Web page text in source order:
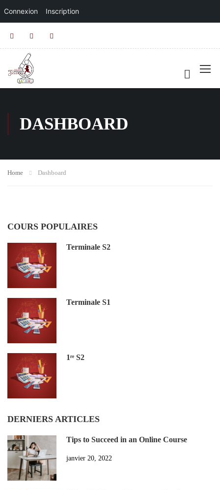
Connexion Inscription
DASHBOARD
Home Dashboard
COURS POPULAIRES
Terminale S2
Terminale S1
1ʳᵉ S2
DERNIERS ARTICLES
Tips to Succeed in an Online Course
janvier 20, 2022